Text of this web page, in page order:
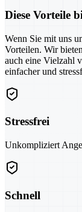
Diese Vorteile
Wenn Sie mit uns
Vorteilen. Wir
auch eine Vielzahl
einfacher und
Stressfrei
Unkompliziert
Schnell